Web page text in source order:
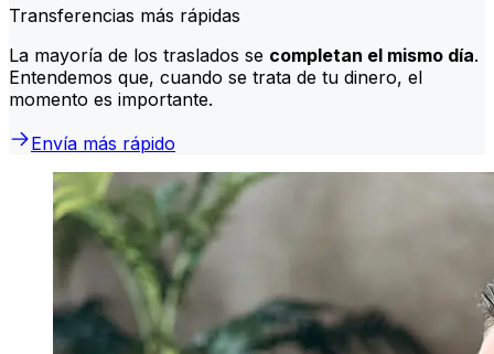
Transferencias más rápidas
La mayoría de los traslados se completan el mismo día.
Entendemos que, cuando se trata de tu dinero, el
momento es importante.
Envía más rápido